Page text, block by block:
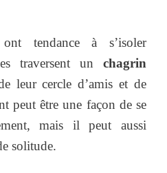
ont tendance à s’isoler
traversent un chagrin
leur cercle d’amis et de
peut être une façon de se
mais il peut aussi
solitude.